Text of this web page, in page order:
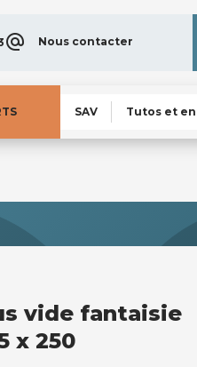
Nous contacter
SAV Tutos et
vide fantaisie
x 250